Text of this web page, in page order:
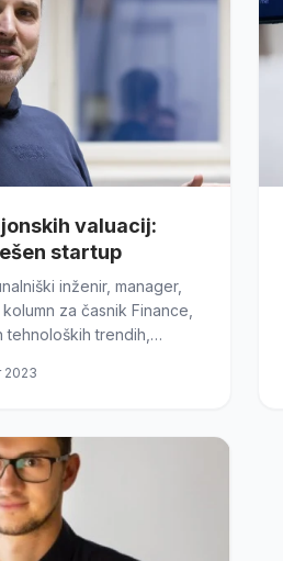
valuacij:
startup
inženir, manager,
za časnik Finance,
trendih,
2023